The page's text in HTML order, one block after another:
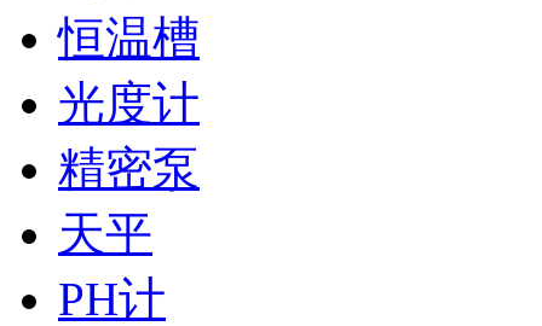
恒温槽
光度计
精密泵
天平
PH计